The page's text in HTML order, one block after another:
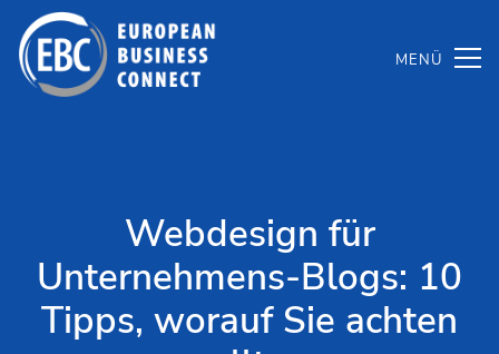
Inhalt
springen
Webdesign für
Unternehmens-Blogs: 10
Tipps, worauf Sie achten